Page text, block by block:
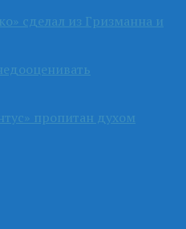
сделал из Гризманна и
пропитан духом